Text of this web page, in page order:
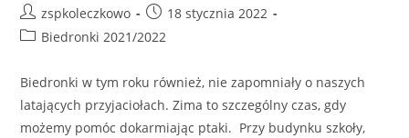
zspkoleczkowo
18 stycznia 2022
Biedronki 2021/2022
Biedronki w tym roku również, nie zapomniały o naszych
latających przyjaciołach. Zima to szczególny czas, gdy
możemy pomóc dokarmiając ptaki. Przy budynku szkoły,